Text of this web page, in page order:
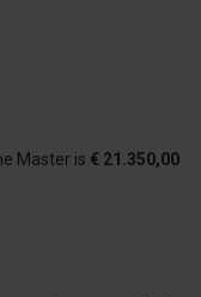
Master is € 21.350,00